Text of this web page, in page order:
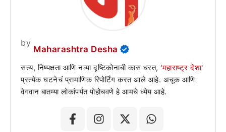
by
Maharashtra Desha
सत्य, निष्पक्षता आणि नव्या दृष्टिकोनाची कास धरत, 'महाराष्ट्र देशा'
प्रत्येक घटनेचं प्रामाणिक रिपोर्टिंग करत आले आहे. अचूक आणि
वेगवान बातम्या लोकांपर्यंत पोहोचवणे हे आमचे ध्येय आहे.